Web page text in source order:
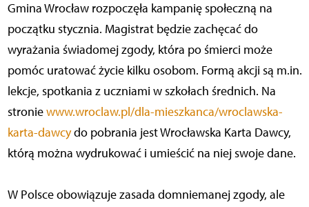
Gmina Wrocław rozpoczęła kampanię społeczną na
początku stycznia. Magistrat będzie zachęcać do
wyrażania świadomej zgody, która po śmierci może
pomóc uratować życie kilku osobom. Formą akcji są m.in.
lekcje, spotkania z uczniami w szkołach średnich. Na
stroniewww.wroclaw.pl/dla-mieszkanca/wroclawska-
karta-dawcydo pobrania jest Wrocławska Karta Dawcy,
którą można wydrukować i umieścić na niej swoje dane.
W Polsce obowiązuje zasada domniemanej zgody, ale